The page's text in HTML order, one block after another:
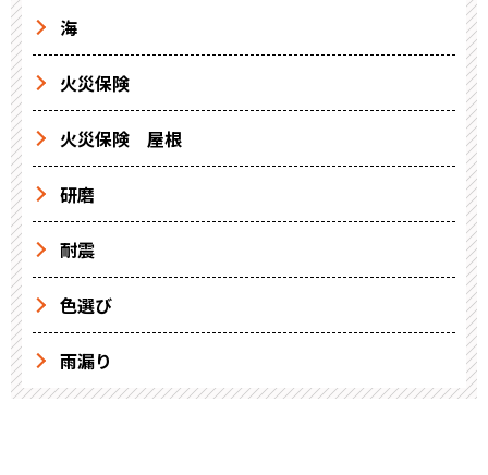
海
火災保険
火災保険 屋根
研磨
耐震
色選び
雨漏り